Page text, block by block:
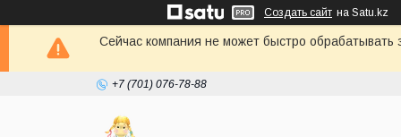
Создать сайт на Satu.kz
Сейчас компания не может быстро
+7 (701) 076-78-88